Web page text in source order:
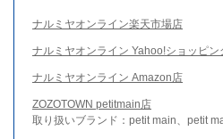
ナルミヤオンライン楽天市場店
ナルミヤオンライン Yahoo!ショッピン
ナルミヤオンライン Amazon店
ZOZOTOWN petitmain店
取り扱いブランド：petit main、petit